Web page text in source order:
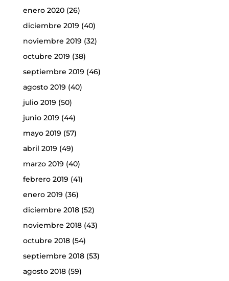
enero 2020(26)
diciembre 2019 (40)
noviembre 2019 (32)
octubre 2019 (38)
septiembre 2019 (46)
agosto 2019 (40)
julio 2019 (50)
junio 2019 (44)
mayo 2019 (57)
abril 2019 (49)
marzo 2019 (40)
febrero 2019 (41)
enero 2019 (36)
diciembre 2018(52)
noviembre 2018(43)
octubre 2018(54)
septiembre 2018(53)
agosto 2018(59)